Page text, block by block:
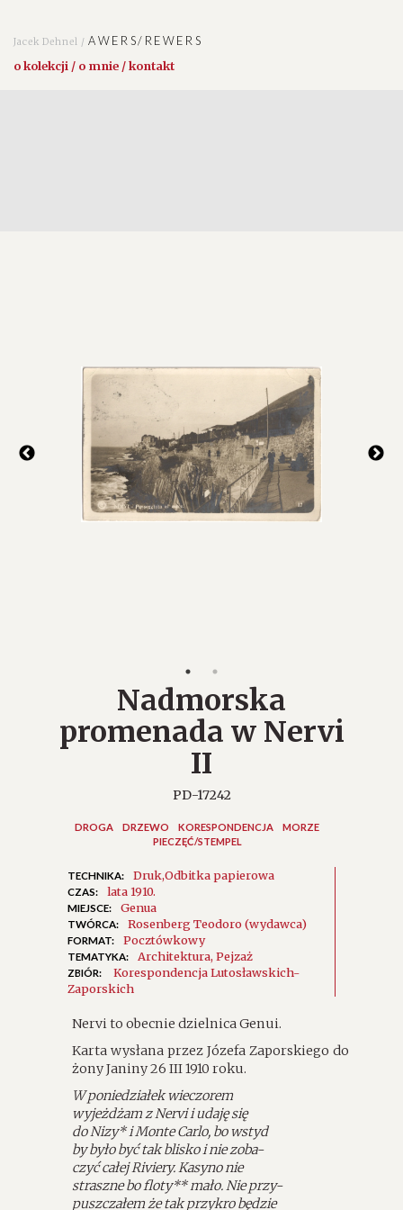
Jacek Dehnel /AWERS/REWERS
o kolekcji / o mnie / kontakt
Nadmorska
promenada w Nervi
II
PD-17242
DROGA DRZEWO KORESPONDENCJA
MORZE
PIECZĘĆ/STEMPEL
TECHNIKA: DrukOdbitka papierowa
CZAS: lata 1910.
MIEJSCE: Genua
TWÓRCA: Rosenberg Teodoro (wydawca)
FORMAT: Pocztówkowy
TEMATYKA: Architektura Pejzaż
ZBIÓR:
Korespondencja Lutosławskich-
Zaporskich
Nervi to obecnie dzielnica Genui.
Karta wysłana przez Józefa Zaporskiego do
żony Janiny 26 III 1910 roku.
W poniedziałek wieczorem
wyjeżdżam z Nervi i udaję się
do Nizy* i Monte Carlo, bo wstyd
by było być tak blisko i nie zoba-
czyć całej Riviery. Kasyno nie
straszne bo floty** mało. Nie przy-
puszczałem że tak przykro będzie